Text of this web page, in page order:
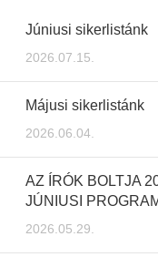
Júniusi sikerlistánk
2026.07.15.
Májusi sikerlistánk
2026.06.04.
AZ ÍRÓK BOLTJA
JÚNIUSI
2026.05.29.